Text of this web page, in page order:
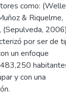
como:
& Riquelme,
por ser de
un enfoque
y con una